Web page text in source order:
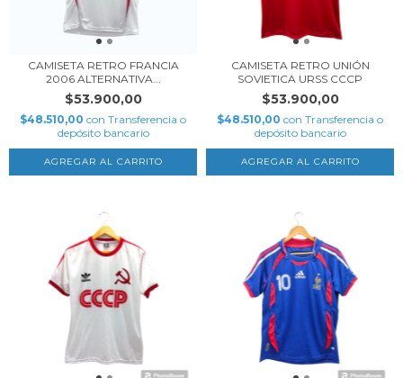
CAMISETA RETRO FRANCIA
2006 ALTERNATIVA...
$53.900,00
$48.510,00 con Transferencia o
depósito bancario
AGREGAR AL CARRITO
CAMISETA RETRO UNIÓN
SOVIETICA URSS CCCP
$53.900,00
$48.510,00 con Transferencia o
depósito bancario
AGREGAR AL CARRITO